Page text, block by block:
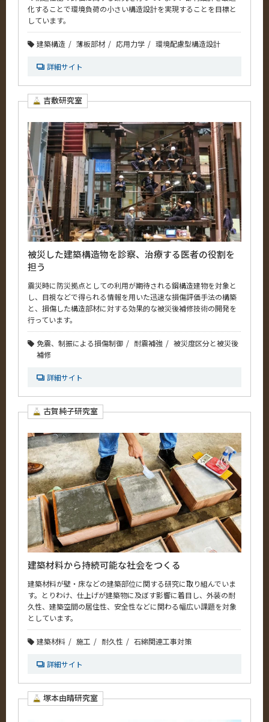
化することで環境負荷の小さい構造設計を実現することを目標と
しています。
建築構造 薄板部材 応用力学 環境配慮型構造設計
詳細サイト
吉敷研究室
被災した建築構造物を診察、治療する医者の役割を
担う
震災時に防災拠点としての利用が期待される鋼構造建物を対象と
し、目視などで得られる情報を用いた迅速な損傷評価手法の構築
と、損傷した構造部材に対する効果的な被災後補修技術の開発を
行っています。
免震、制振による損傷制御 耐震補強
被災度区分と被災後
補修
詳細サイト
古賀純子研究室
建築材料から持続可能な社会をつくる
建築材料が壁・床などの建築部位に関する研究に取り組んでいま
す。とりわけ、仕上げが建築物に及ぼす影響に着目し、外装の耐
久性、建築空間の居住性、安全性などに関わる幅広い課題を対象
としています。
建築材料 施工 耐久性 石綿関連工事対策
詳細サイト
塚本由晴研究室